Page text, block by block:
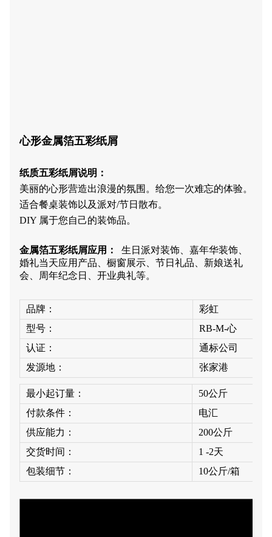
心形金属箔五彩纸屑
纸质五彩纸屑说明：
美丽的心形营造出浪漫的氛围。给您一次难忘的体验。
适合餐桌装饰以及派对/节日散布。
DIY 属于您自己的装饰品。
金属箔五彩纸屑应用：
生日派对装饰、嘉年华装饰、
婚礼当天应用产品、橱窗展示、节日礼品、新娘送礼
会、周年纪念日、开业典礼等。
品牌：
彩虹
型号：
RB-M-心
认证：
通标公司
发源地：
张家港
最小起订量：
50公斤
付款条件：
电汇
供应能力：
200公斤
交货时间：
1 -2天
包装细节：
10公斤/箱